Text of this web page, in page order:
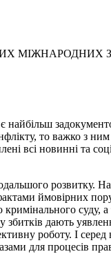
МІЖНАРОДНИХ
найбільш
то важко
всі новинні
розвитку.
ймовірних
суду,
збитків дають
роботу. І
для процесів